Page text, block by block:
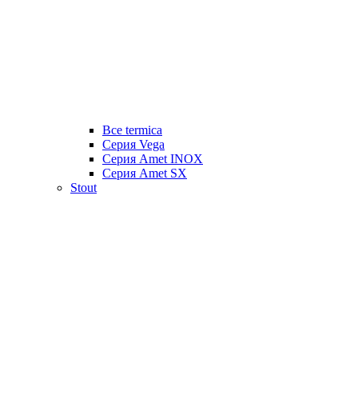
Все termica
Серия Vega
Серия Amet INOX
Серия Amet SX
Stout